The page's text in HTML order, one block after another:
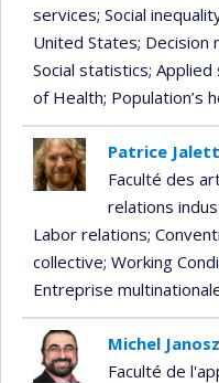
services; Social
United States; Decision
Social statistics;
of Health; Population’s
Patrice
Faculté des
relations
Labor relations;
collective; Working
Entreprise
Michel Janosz
Faculté de